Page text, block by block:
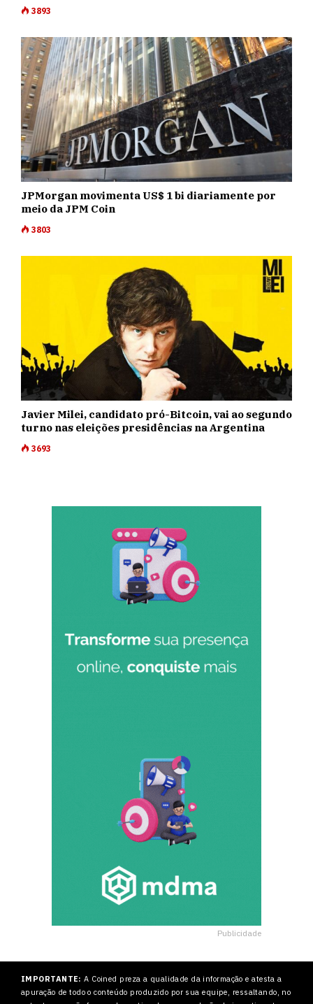
3893
JPMorgan movimenta US$ 1 bi diariamente por
meio da JPM Coin
3803
Javier Milei, candidato pró-Bitcoin, vai ao segundo
turno nas eleições presidências na Argentina
3693
Publicidade
IMPORTANTE: A Coined preza a qualidade da informação e atesta a
apuração de todo o conteúdo produzido por sua equipe, ressaltando, no